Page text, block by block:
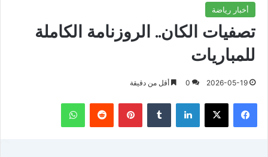
أخبار رياضة
تصفيات الكان.. الروزنامة الكاملة
للمباريات
2026-05-19
0 أقل من دقيقة
فيسبوك X لينكدإن بينتيريست واتساب